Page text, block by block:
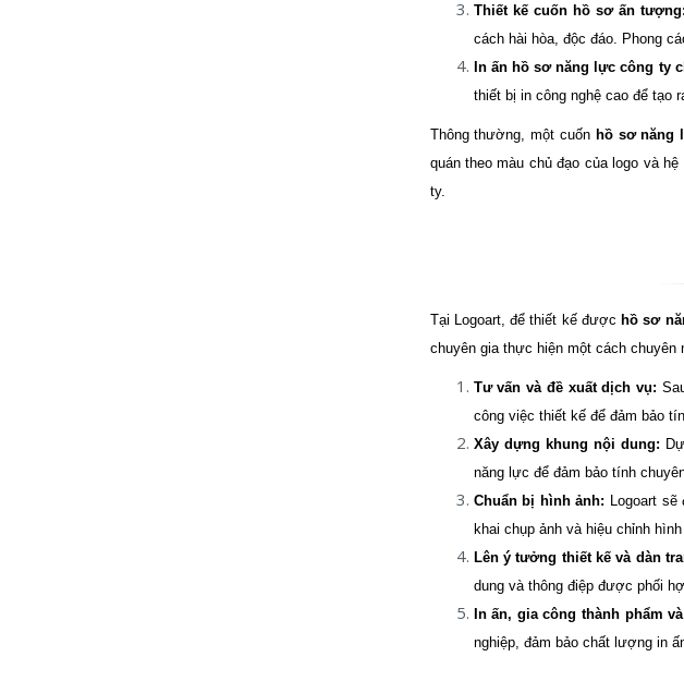
Thiết kế cuốn hồ sơ ấn
cách hài hòa, độc đáo. Phong
In ấn hồ sơ năng lực công ty
thiết bị in công nghệ cao để tạo
Thông thường, một cuốn hồ sơ năng
quán theo màu chủ đạo của logo và
ty.
Tại Logoart, để thiết kế được hồ sơ
chuyên gia thực hiện một cách
Tư vấn và đề xuất dịch vụ:
công việc thiết kế để đảm bảo
Xây dựng khung nội dung:
năng lực để đảm bảo tính
Chuẩn bị hình ảnh: Logoart
khai chụp ảnh và hiệu chỉnh hình
Lên ý tưởng thiết kế và dàn
dung và thông điệp được phối
In ấn, gia công thành phẩm
nghiệp, đảm bảo chất lượng in